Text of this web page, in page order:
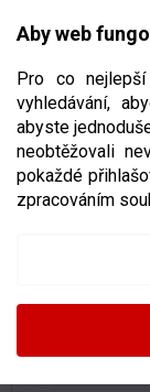
Aby web
Pro co
vyhledávání,
abyste
neobtěžovali
pokaždé
zpracováním
HOKEJOVÁ